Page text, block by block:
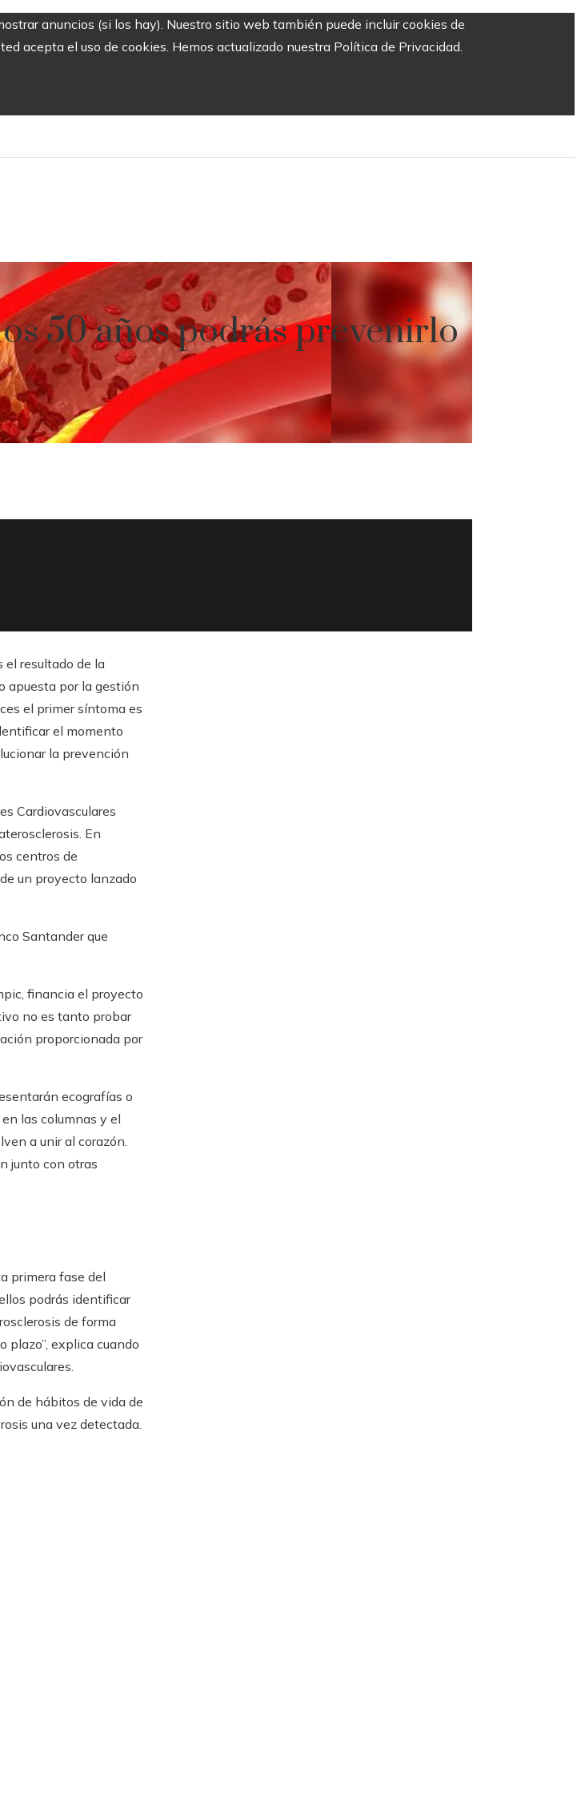
anuncios (si los hay). Nuestro sitio web también puede incluir cookies de
acepta el uso de cookies. Hemos actualizado nuestra Política de Privacidad.
50 años podrás prevenirlo
el resultado de la
apuesta por la gestión
el primer síntoma es
el momento
la prevención
Cardiovasculares
En
centros de
un proyecto lanzado
Santander que
financia el proyecto
no es tanto probar
proporcionada por
ecografías o
las columnas y el
a unir al corazón.
junto con otras
primera fase del
podrás identificar
de forma
plazo”, explica cuando
de hábitos de vida de
una vez detectada.